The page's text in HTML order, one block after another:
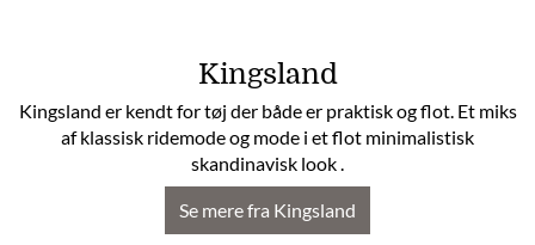
Kingsland
Kingsland er kendt for tøj der både er praktisk og flot. Et miks
af klassisk ridemode og mode i et flot minimalistisk
skandinavisk look .
Se mere fra Kingsland